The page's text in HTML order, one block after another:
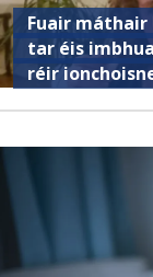
Fuair ​​máthair
tar éis
réir